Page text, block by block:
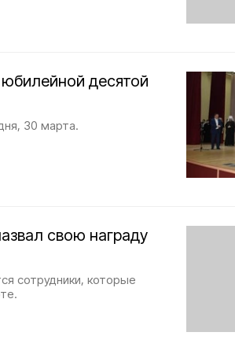
десятой
30 марта.
свою награду
сотрудники, которые